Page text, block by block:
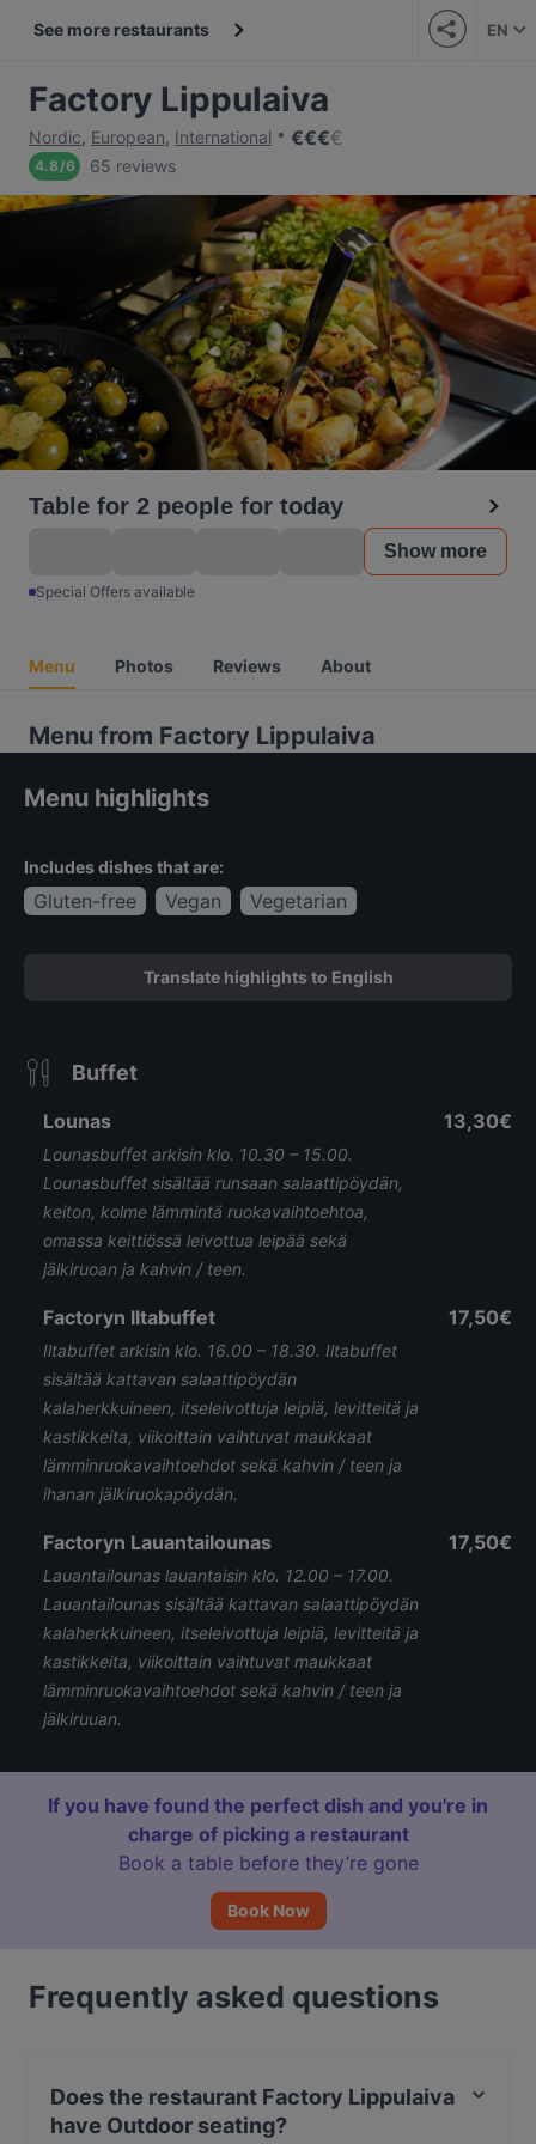
See more restaurants EN
Factory Lippulaiva
Nordic, European, International €€€€
4.8/6 65 reviews
Table for 2 people for today
Show more
Special Offers available
Menu Photos Reviews About
Menu from Factory Lippulaiva
Menu highlights
Includes dishes that are:
Gluten-free Vegan Vegetarian
Translate highlights to English
Buffet
Lounas
Lounasbuffet arkisin klo. 10.30 – 15.00.
Lounasbuffet sisältää runsaan salaattipöydän,
keiton, kolme lämmintä ruokavaihtoehtoa,
omassa keittiössä leivottua leipää sekä
jälkiruoan ja kahvin / teen.
13,30€
Factoryn Iltabuffet
Iltabuffet arkisin klo. 16.00 – 18.30. Iltabuffet
sisältää kattavan salaattipöydän
kalaherkkuineen, itseleivottuja leipiä, levitteitä ja
kastikkeita, viikoittain vaihtuvat maukkaat
lämminruokavaihtoehdot sekä kahvin / teen ja
ihanan jälkiruokapöydän.
17,50€
Factoryn Lauantailounas
Lauantailounas lauantaisin klo. 12.00 – 17.00.
Lauantailounas sisältää kattavan salaattipöydän
kalaherkkuineen, itseleivottuja leipiä, levitteitä ja
kastikkeita, viikoittain vaihtuvat maukkaat
lämminruokavaihtoehdot sekä kahvin / teen ja
jälkiruuan.
17,50€
If you have found the perfect dish and you're in
charge of picking a restaurant
Book a table before they’re gone
Book Now
Frequently asked questions
Does the restaurant Factory Lippulaiva
have Outdoor seating?